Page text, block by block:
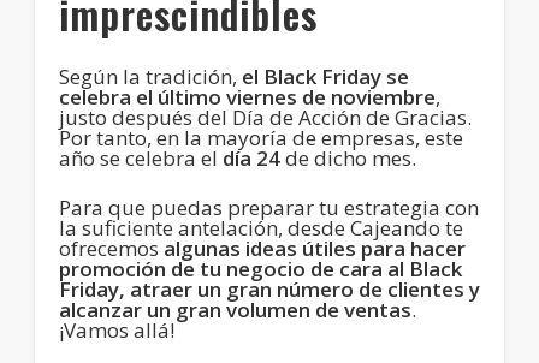
imprescindibles
Según la tradición, el Black Friday se
celebra el último viernes de noviembre,
justo después del Día de Acción de Gracias.
Por tanto, en la mayoría de empresas, este
año se celebra el día 24de dicho mes.
Para que puedas preparar tu estrategia con
la suficiente antelación, desde Cajeando te
ofrecemos algunas ideas útiles para hacer
promoción de tu negocio de cara al Black
Friday, atraer un gran número de clientes y
alcanzar un gran volumen de ventas.
¡Vamos allá!